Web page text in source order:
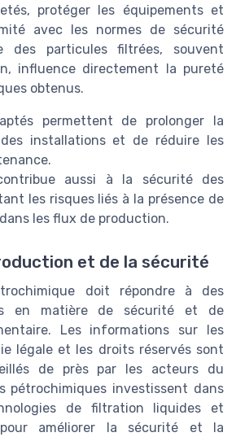
protéger les équipements et
avec les normes de sécurité
des particules filtrées, souvent
influence directement la pureté
obtenus.
permettent de prolonger la
installations et de réduire les
aussi à la sécurité des
les risques liés à la présence de
les flux de production.
et de la sécurité
doit répondre à des
en matière de sécurité et de
Les informations sur les
légale et les droits réservés sont
de près par les acteurs du
pétrochimiques investissent dans
de filtration liquides et
pour améliorer la sécurité et la